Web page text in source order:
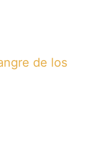
de los